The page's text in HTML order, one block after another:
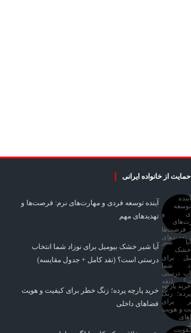
حمایت از خانواده ایرانی
آینده توسعه فردی و مهارت‌های نرم: فرصت‌ها و
تهدیدهای مهم
آیا شیر خشک بیومیل برای نوزاد شما انتخاب
درستی است؟ (نقد کامل + جدول مقایسه)
خرید پارچه پرده؛ زنگ خطر برای کیفیت و هویت
فضاهای داخلی